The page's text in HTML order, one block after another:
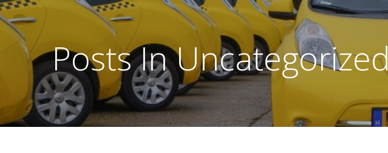
Posts In Uncategorized